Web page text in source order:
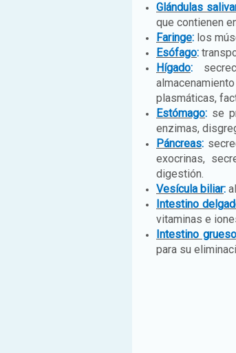
Glándulas
que contienen
Faringe: los
Esófago:
Hígado:
plasmáticas,
Estómago: se
enzimas,
Páncreas:
exocrinas,
digestión.
Vesícula biliar:
Intestino
vitaminas e
Intestino grueso
para su